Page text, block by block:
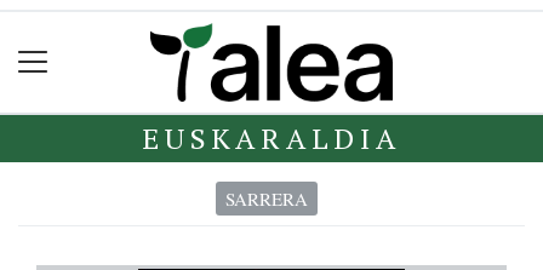
EUSKARALDIA
SARRERA